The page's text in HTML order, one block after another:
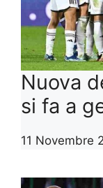
Nuova
si fa a
11 Novembre